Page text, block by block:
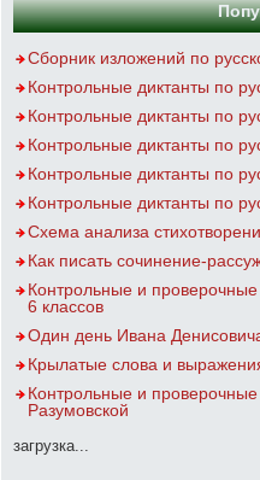
Сборник изложений по
Контрольные диктанты по
Контрольные диктанты по
Контрольные диктанты по
Контрольные диктанты по
Контрольные диктанты по
Схема анализа
Как писать сочинение-
Контрольные и
6 классов
Один день Ивана
Крылатые слова и
Контрольные и
Разумовской
загрузка...